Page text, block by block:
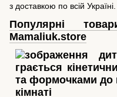
з доставкою по всій Україні.
Популярні
Mamaliuk.store